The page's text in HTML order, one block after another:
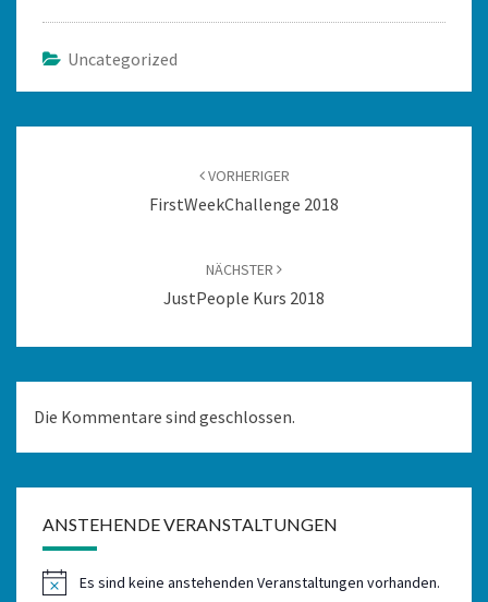
Uncategorized
VORHERIGER
FirstWeekChallenge 2018
NÄCHSTER
JustPeople Kurs 2018
Die Kommentare sind geschlossen.
ANSTEHENDE VERANSTALTUNGEN
HinweisEs sind keine anstehenden Veranstaltungen vorhanden.